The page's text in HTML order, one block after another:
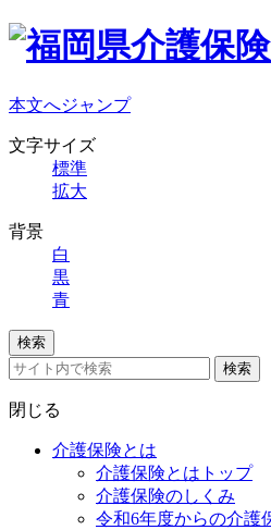
本文へジャンプ
文字サイズ
標準
拡大
背景
白
黒
青
検索
検索
閉じる
介護保険とは
介護保険とはトップ
介護保険のしくみ
令和6年度からの介護